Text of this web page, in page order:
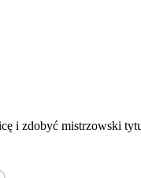
i zdobyć mistrzowski